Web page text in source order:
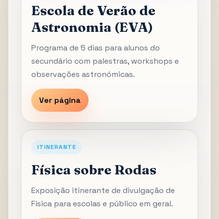
Escola de Verão de
Astronomia (EVA)
Programa de 5 dias para alunos do
secundário com palestras, workshops e
observações astronómicas.
Ver página
ITINERANTE
Física sobre Rodas
Exposição itinerante de divulgação de
Física para escolas e público em geral.